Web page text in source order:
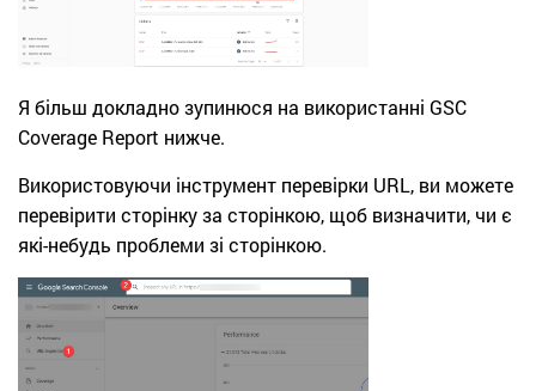
Я більш докладно зупинюся на використанні GSC
Coverage Report нижче.
Використовуючи інструмент перевірки URL, ви можете
перевірити сторінку за сторінкою, щоб визначити, чи є
які-небудь проблеми зі сторінкою.